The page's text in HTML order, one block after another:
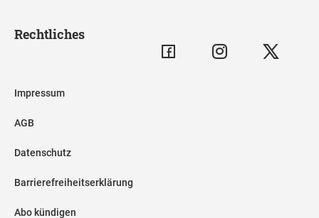
Rechtliches
Impressum
AGB
Datenschutz
Barrierefreiheitserklärung
Abo kündigen